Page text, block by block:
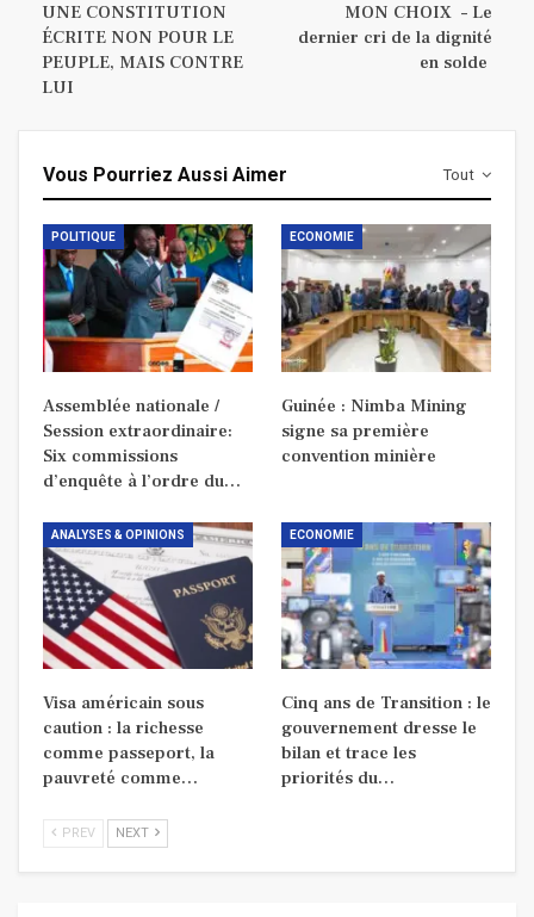
UNE CONSTITUTION
ÉCRITE NON POUR LE
PEUPLE, MAIS CONTRE
LUI
MON CHOIX – Le
dernier cri de la dignité
en solde
Tout
Vous Pourriez Aussi Aimer
POLITIQUE
Assemblée nationale /
Session extraordinaire:
Six commissions
d’enquête à l’ordre du…
ECONOMIE
Guinée : Nimba Mining
signe sa première
convention minière
ANALYSES & OPINIONS
Visa américain sous
caution : la richesse
comme passeport, la
pauvreté comme…
ECONOMIE
Cinq ans de Transition : le
gouvernement dresse le
bilan et trace les
priorités du…
PREV NEXT